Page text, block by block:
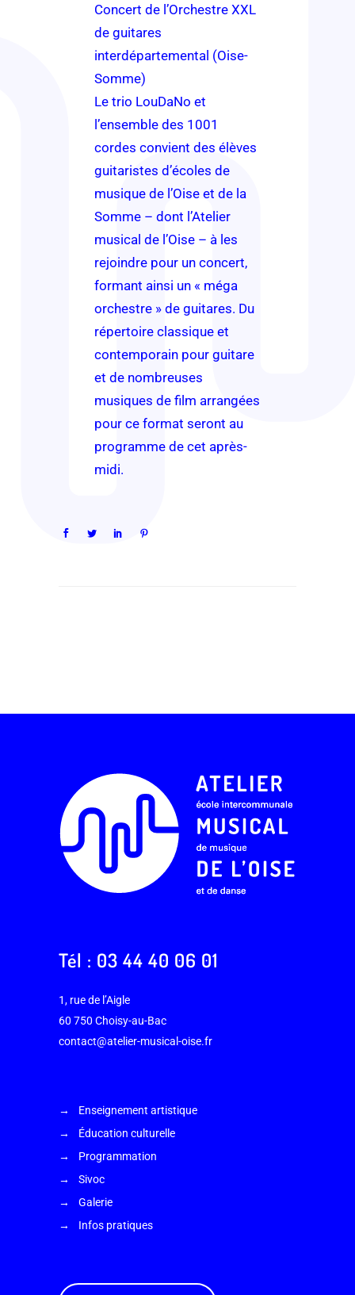
Concert de l’Orchestre XXL
de guitares
interdépartemental (Oise-
Somme)
Le trio LouDaNo et
l’ensemble des 1001
cordes convient des élèves
guitaristes d’écoles de
musique de l’Oise et de la
Somme – dont l’Atelier
musical de l’Oise – à les
rejoindre pour un concert,
formant ainsi un « méga
orchestre » de guitares. Du
répertoire classique et
contemporain pour guitare
et de nombreuses
musiques de film arrangées
pour ce format seront au
programme de cet après-
midi.
Tél : 03 44 40 06 01
1, rue de l’Aigle
60 750 Choisy-au-Bac
contact@atelier-musical-oise.fr
Enseignement artistique
Éducation culturelle
Programmation
Sivoc
Galerie
Infos pratiques